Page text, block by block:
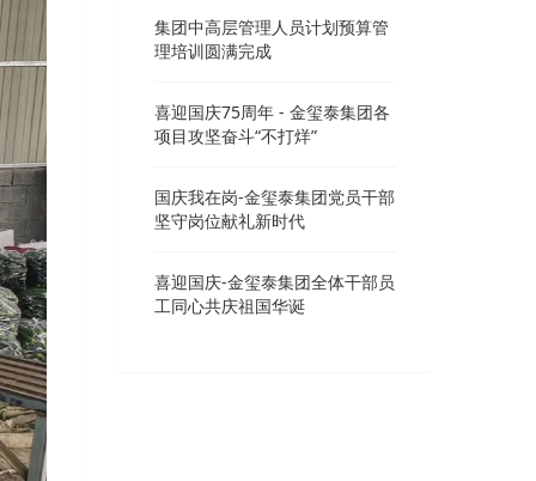
集团中高层管理人员计划预算管
理培训圆满完成
喜迎国庆75周年 - 金玺泰集团各
项目攻坚奋斗“不打烊”
国庆我在岗-金玺泰集团党员干部
坚守岗位献礼新时代
喜迎国庆-金玺泰集团全体干部员
工同心共庆祖国华诞